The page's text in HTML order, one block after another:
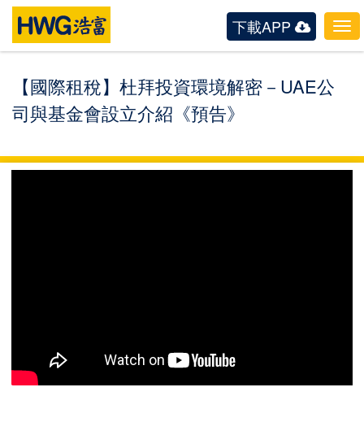
下載APP
【國際租稅】杜拜投資環境解密－UAE公
司與基金會設立介紹《預告》